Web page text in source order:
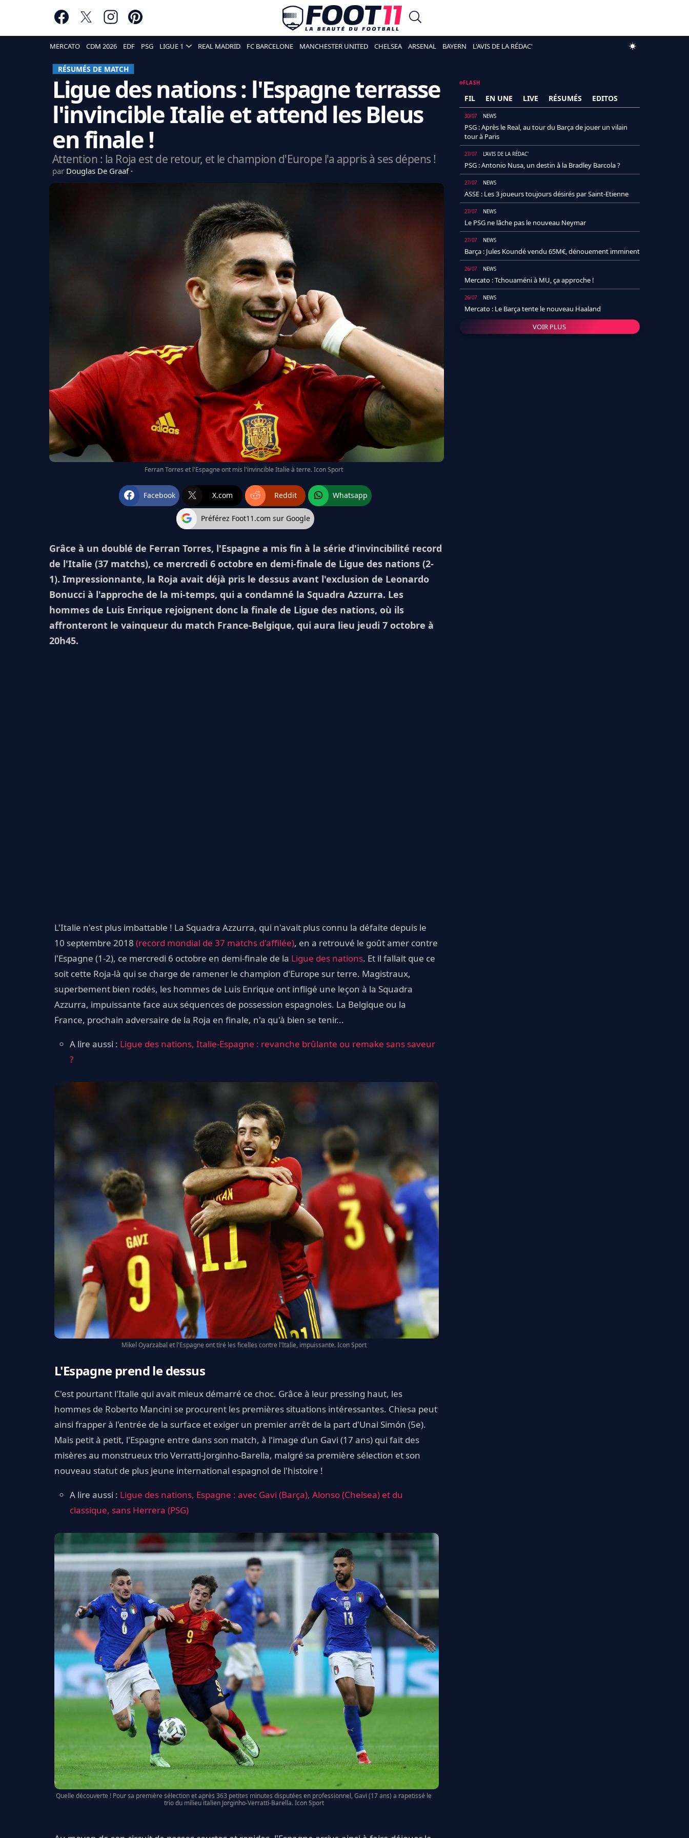
MERCATO CDM 2026 EDF PSG LIGUE 1 REAL MADRID FC BARCELONE MANCHESTER UNITED CHELSEA ARSENAL BAYERN L'AVIS DE LA RÉDAC'
RÉSUMÉS DE MATCH
Ligue des nations : l'Espagne terrasse
l'invincible Italie et attend les Bleus
en finale !
Attention : la Roja est de retour, et le champion d'Europe l'a appris à ses dépens !
par Douglas De Graaf
Ferran Torres et l'Espagne ont mis l'invincible Italie à terre. Icon Sport
Facebook X.com Reddit Whatsapp
Préférez Foot11.com sur Google
Grâce à un doublé de Ferran Torres, l'Espagne a mis fin à la série d'invincibilité record
de l'Italie (37 matchs), ce mercredi 6 octobre en demi-finale de Ligue des nations (2-
1). Impressionnante, la Roja avait déjà pris le dessus avant l'exclusion de Leonardo
Bonucci à l'approche de la mi-temps, qui a condamné la Squadra Azzurra. Les
hommes de Luis Enrique rejoignent donc la finale de Ligue des nations, où ils
affronteront le vainqueur du match France-Belgique, qui aura lieu jeudi 7 octobre à
20h45.
L'Italie n'est plus imbattable ! La Squadra Azzurra, qui n'avait plus connu la défaite depuis le
10 septembre 2018 (record mondial de 37 matchs d'affilée), en a retrouvé le goût amer contre
l'Espagne (1-2), ce mercredi 6 octobre en demi-finale de la Ligue des nations. Et il fallait que ce
soit cette Roja-là qui se charge de ramener le champion d'Europe sur terre. Magistraux,
superbement bien rodés, les hommes de Luis Enrique ont infligé une leçon à la Squadra
Azzurra, impuissante face aux séquences de possession espagnoles. La Belgique ou la
France, prochain adversaire de la Roja en finale, n'a qu'à bien se tenir...
A lire aussi : Ligue des nations, Italie-Espagne : revanche brûlante ou remake sans saveur
?
Mikel Oyarzabal et l'Espagne ont tiré les ficelles contre l'Italie, impuissante. Icon Sport
L'Espagne prend le dessus
C'est pourtant l'Italie qui avait mieux démarré ce choc. Grâce à leur pressing haut, les
hommes de Roberto Mancini se procurent les premières situations intéressantes. Chiesa peut
ainsi frapper à l'entrée de la surface et exiger un premier arrêt de la part d'Unai Simón (5e).
Mais petit à petit, l'Espagne entre dans son match, à l'image d'un Gavi (17 ans) qui fait des
misères au monstrueux trio Verratti-Jorginho-Barella, malgré sa première sélection et son
nouveau statut de plus jeune international espagnol de l'histoire !
A lire aussi : Ligue des nations, Espagne : avec Gavi (Barça), Alonso (Chelsea) et du
classique, sans Herrera (PSG)
Quelle découverte ! Pour sa première sélection et après 363 petites minutes disputées en professionnel, Gavi (17 ans) a rapetissé le
trio du milieu italien Jorginho-Verratti-Barella. Icon Sport
FLASH
FIL EN UNE LIVE RÉSUMÉS EDITOS
30/07 NEWS
PSG : Après le Real, au tour du Barça de jouer un vilain
tour à Paris
27/07 L'AVIS DE LA RÉDAC'
PSG : Antonio Nusa, un destin à la Bradley Barcola ?
27/07 NEWS
ASSE : Les 3 joueurs toujours désirés par Saint-Etienne
27/07 NEWS
Le PSG ne lâche pas le nouveau Neymar
27/07 NEWS
Barça : Jules Koundé vendu 65M€, dénouement imminent
26/07 NEWS
Mercato : Tchouaméni à MU, ça approche !
26/07 NEWS
Mercato : Le Barça tente le nouveau Haaland
VOIR PLUS